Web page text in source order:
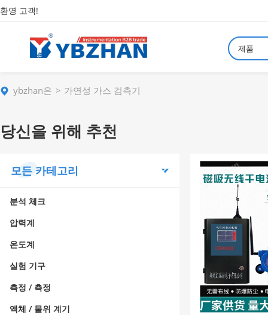
환영 고객!
제품
ybzhan은 가연성 가스 검측기
당신을 위해 추천
모든 카테고리
분석 체크
압력계
온도계
실험 기구
측정 / 측정
액체 / 물위 계기